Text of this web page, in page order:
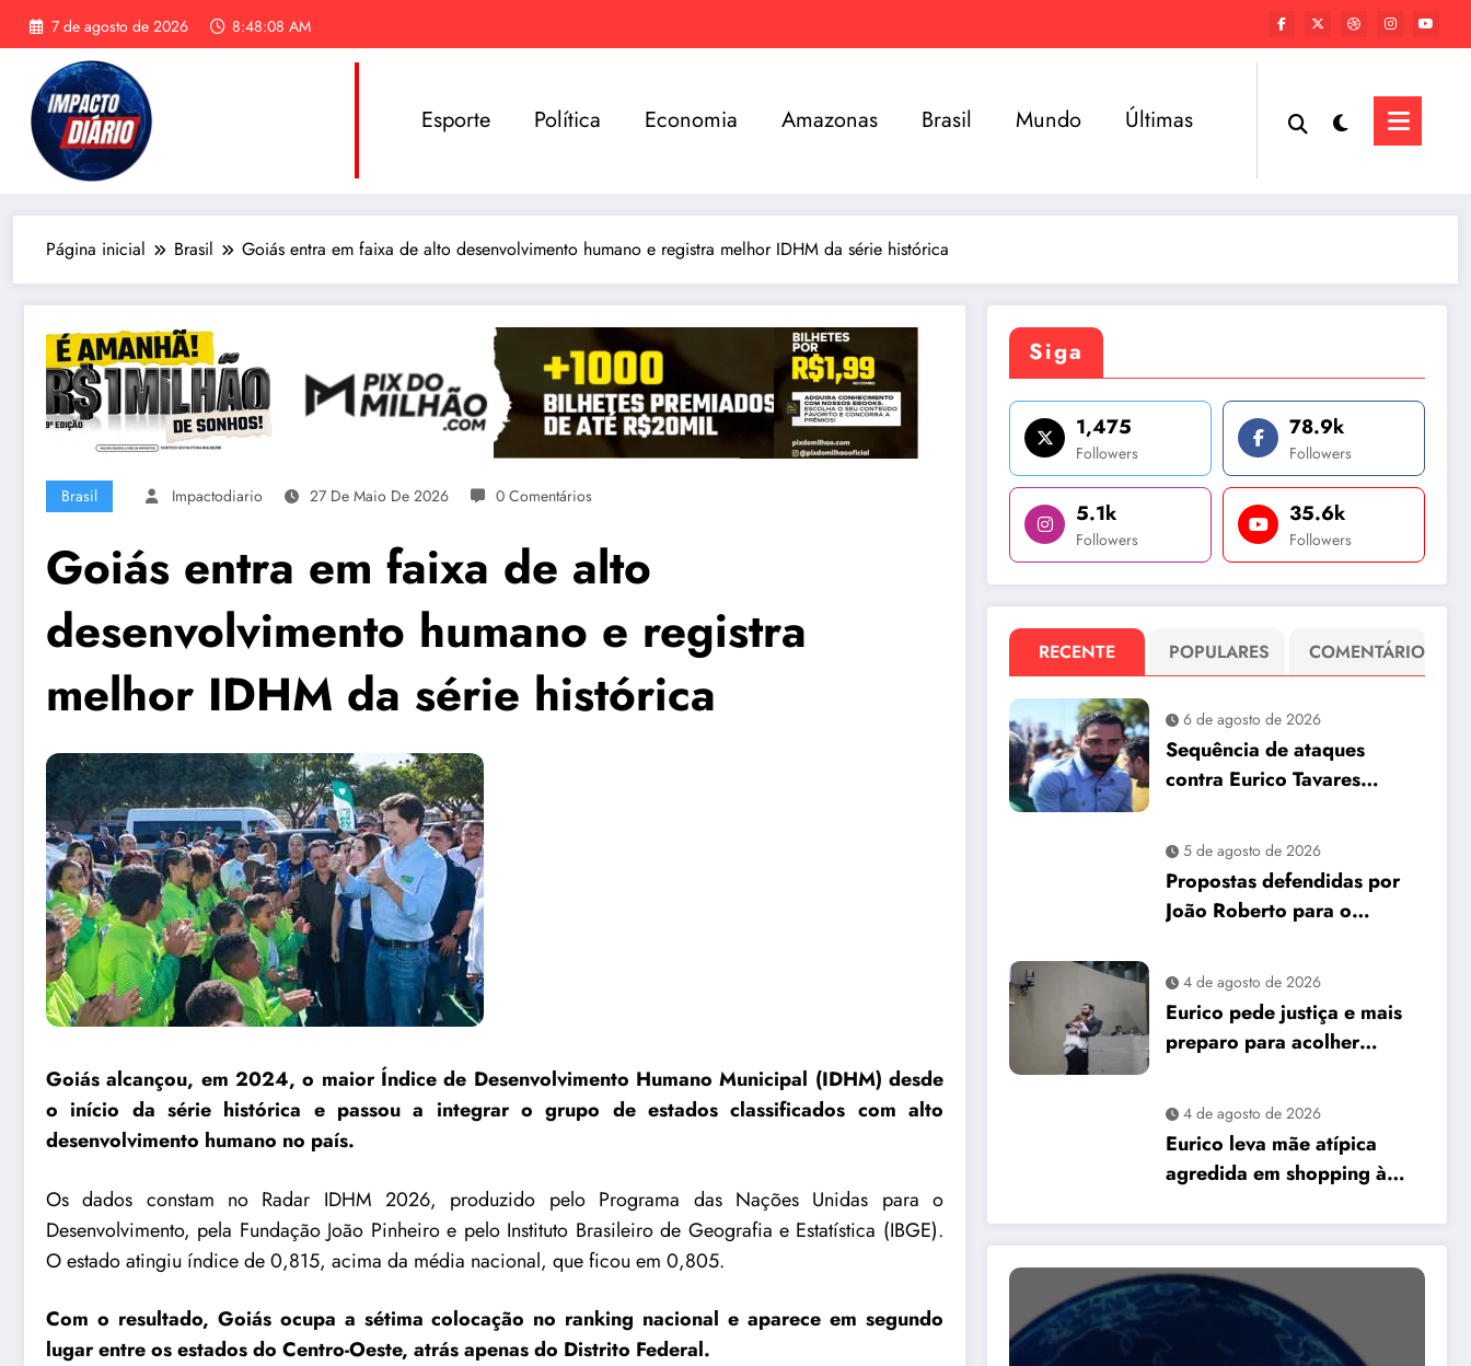
Pular
para
conteúdo
7 de agosto de 2026 8:48:09 AM
Esporte Política Economia Amazonas Brasil Mundo Últimas
Página inicial Brasil Goiás entra em faixa de alto desenvolvimento humano e registra melhor IDHM da série histórica
Brasil Impactodiario 27 De Maio De 2026 0 Comentários
Goiás entra em faixa de alto
desenvolvimento humano e registra
melhor IDHM da série histórica
Goiás alcançou, em 2024, o maior Índice de Desenvolvimento Humano Municipal (IDHM) desde
o início da série histórica e passou a integrar o grupo de estados classificados com alto
desenvolvimento humano no país.
Os dados constam no Radar IDHM 2026, produzido pelo Programa das Nações Unidas para o
Desenvolvimento, pela Fundação João Pinheiro e pelo Instituto Brasileiro de Geografia e Estatística (IBGE).
O estado atingiu índice de 0,815, acima da média nacional, que ficou em 0,805.
Com o resultado, Goiás ocupa a sétima colocação no ranking nacional e aparece em segundo
lugar entre os estados do Centro-Oeste, atrás apenas do Distrito Federal.
Siga
1,475
Followers
78.9k
Followers
5.1k
Followers
35.6k
Followers
RECENTE POPULARES COMENTÁRIO
6 de agosto de 2026
Sequência de ataques
contra Eurico Tavares
corrida pela Aleam
5 de agosto de 2026
Propostas defendidas por
João Roberto para o
ao plano de governo de
David Almeida
4 de agosto de 2026
Eurico pede justiça e mais
preparo para acolher
4 de agosto de 2026
Eurico leva mãe atípica
agredida em shopping à
preparo dos
estabelecimentos para
acolher autistas